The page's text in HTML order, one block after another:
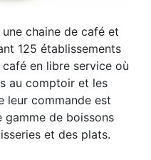
chaine de café et
125 établissements
en libre service où
au comptoir et les
leur commande est
gamme de boissons
et des plats.